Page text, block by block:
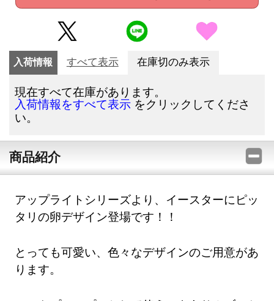
入荷情報 すべて表示 在庫切のみ表示
現在すべて在庫があります。
入荷情報をすべて表示 をクリックしてくださ
い。
商品紹介
アップライトシリーズより、イースターにピッ
タリの卵デザイン登場です！！
とっても可愛い、色々なデザインのご用意があ
ります。